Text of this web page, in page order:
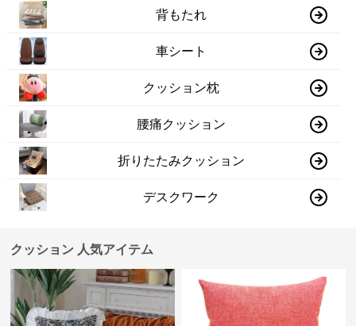
背もたれ
車シート
クッション枕
腰痛クッション
折りたたみクッション
デスクワーク
クッション 人気アイテム